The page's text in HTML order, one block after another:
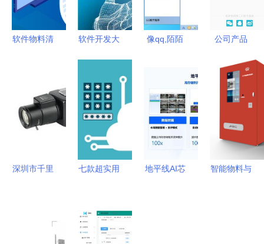
软件物料清
解到生产管
理推动指南
软件开发大
告诉你6点
像qq,陌陌
讯都用到了
什么技术
是基于
openfire这
种开源产品
公司产品
app软件开
发功能 会
深圳市千里
新驱动企业
七款超实用
荐，为您的
数据安全保
地平线AI芯
智能物料与